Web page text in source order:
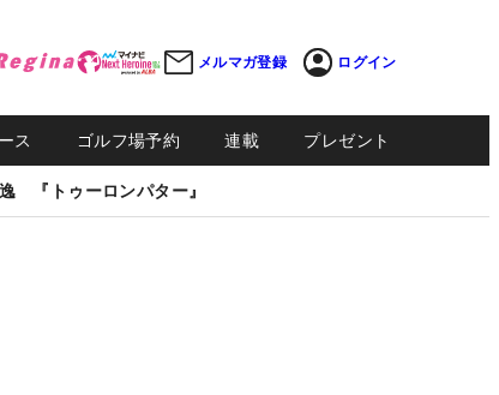
メルマガ登録 ログイン
ス ゴルフ場予約 連載 プレゼント
『トゥーロンパター』